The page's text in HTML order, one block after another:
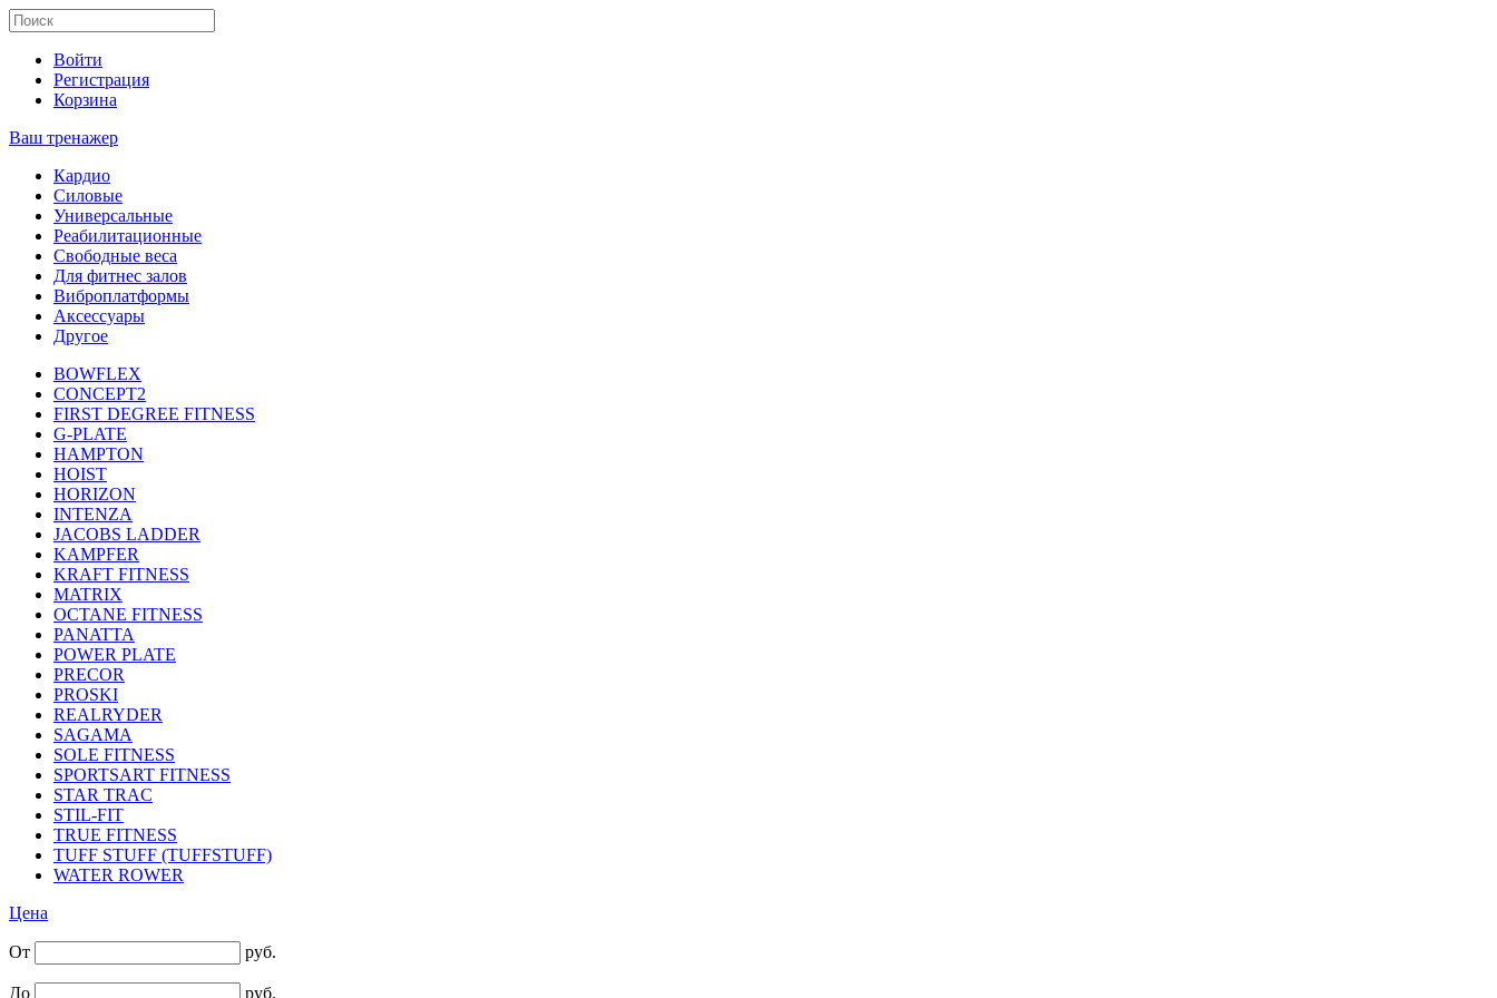
Войти
Регистрация
Корзина
Ваш тренажер
Кардио
Силовые
Универсальные
Реабилитационные
Свободные веса
Для фитнес залов
Виброплатформы
Аксессуары
Другое
BOWFLEX
CONCEPT2
FIRST DEGREE FITNESS
G-PLATE
HAMPTON
HOIST
HORIZON
INTENZA
JACOBS LADDER
KAMPFER
KRAFT FITNESS
MATRIX
OCTANE FITNESS
PANATTA
POWER PLATE
PRECOR
PROSKI
REALRYDER
SAGAMA
SOLE FITNESS
SPORTSART FITNESS
STAR TRAC
STIL-FIT
TRUE FITNESS
TUFF STUFF (TUFFSTUFF)
WATER ROWER
Цена
От руб.
До руб.